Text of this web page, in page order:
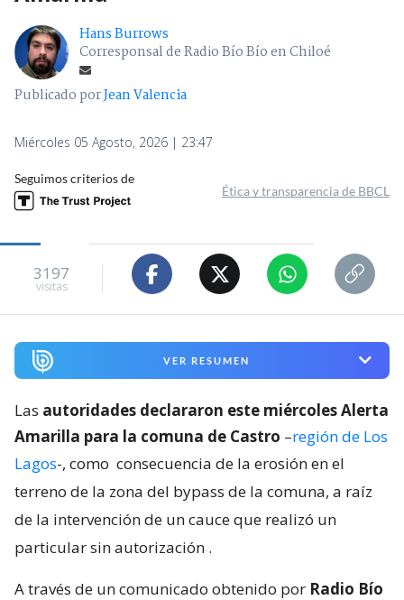
Hans Burrows
Corresponsal de Radio Bío Bío en Chiloé
Publicado porJean Valencia
Miércoles 05 Agosto, 2026 | 23:47
Seguimos criterios de
Ética y transparencia de BBCL
3197
visitas
VER RESUMEN
Las autoridades declararon este miércoles Alerta
Amarilla para la comuna de Castro –región de Los
Lagos-, como consecuencia de la erosión en el
terreno de la zona del bypass de la comuna, a raíz
de la intervención de un cauce que realizó un
particular sin autorización .
A través de un comunicado obtenido por Radio Bío